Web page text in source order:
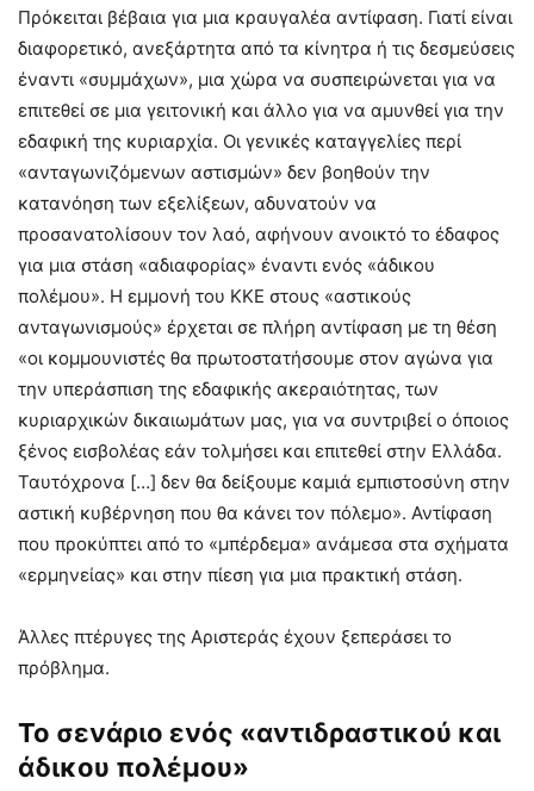
Πρόκειται βέβαια για μια κραυγαλέα αντίφαση. Γιατί είναι
διαφορετικό, ανεξάρτητα από τα κίνητρα ή τις δεσμεύσεις
έναντι «συμμάχων», μια χώρα να συσπειρώνεται για να
επιτεθεί σε μια γειτονική και άλλο για να αμυνθεί για την
εδαφική της κυριαρχία. Οι γενικές καταγγελίες περί
«ανταγωνιζόμενων αστισμών» δεν βοηθούν την
κατανόηση των εξελίξεων, αδυνατούν να
προσανατολίσουν τον λαό, αφήνουν ανοικτό το έδαφος
για μια στάση «αδιαφορίας» έναντι ενός «άδικου
πολέμου». Η εμμονή του ΚΚΕ στους «αστικούς
ανταγωνισμούς» έρχεται σε πλήρη αντίφαση με τη θέση
«οι κομμουνιστές θα πρωτοστατήσουμε στον αγώνα για
την υπεράσπιση της εδαφικής ακεραιότητας, των
κυριαρχικών δικαιωμάτων μας, για να συντριβεί ο όποιος
ξένος εισβολέας εάν τολμήσει και επιτεθεί στην Ελλάδα.
Ταυτόχρονα […] δεν θα δείξουμε καμιά εμπιστοσύνη στην
αστική κυβέρνηση που θα κάνει τον πόλεμο». Αντίφαση
που προκύπτει από το «μπέρδεμα» ανάμεσα στα σχήματα
«ερμηνείας» και στην πίεση για μια πρακτική στάση.
Άλλες πτέρυγες της Αριστεράς έχουν ξεπεράσει το
πρόβλημα.
Το σενάριο ενός «αντιδραστικού και
άδικου πολέμου»